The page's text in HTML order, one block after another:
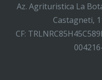
Az. Agrituristica La
Castagneti,
CF: